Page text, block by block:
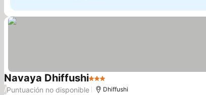
Navaya Dhiffushi3 Estrellas
/Puntuación no disponible Dhiffushi